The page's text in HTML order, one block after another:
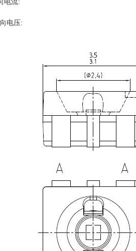
电流:
电压: